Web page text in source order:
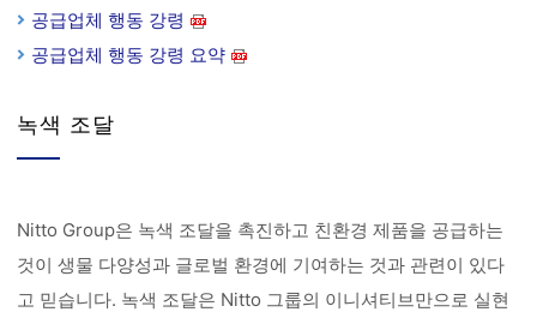
공급업체 행동 강령
공급업체 행동 강령 요약
녹색 조달
Nitto Group은 녹색 조달을 촉진하고 친환경 제품을 공급하는
것이 생물 다양성과 글로벌 환경에 기여하는 것과 관련이 있다
고 믿습니다. 녹색 조달은 Nitto 그룹의 이니셔티브만으로 실현